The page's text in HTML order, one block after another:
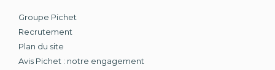
Groupe Pichet
Recrutement
Plan du site
Avis Pichet : notre engagement